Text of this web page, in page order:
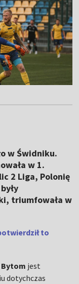
w Świdniku.
w 1.
2 Liga, Polonię
triumfowała w
to
jest
dotychczas